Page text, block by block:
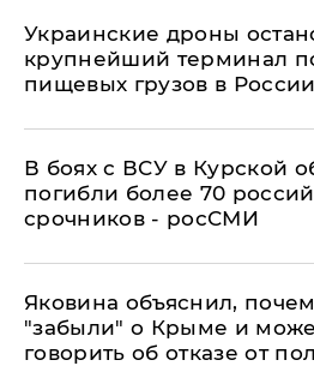
Украинские дроны
крупнейший терминал
пищевых грузов в России
В боях с ВСУ в Курской
погибли более 70
срочников - росСМИ
Яковина объяснил,
"забыли" о Крыме и
говорить об отказе от